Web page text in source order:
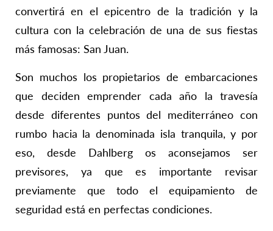
convertirá en el epicentro de la tradición y la
cultura con la celebración de una de sus fiestas
más famosas: San Juan.
Son muchos los propietarios de embarcaciones
que deciden emprender cada año la travesía
desde diferentes puntos del mediterráneo con
rumbo hacia la denominada isla tranquila, y por
eso, desde Dahlberg os aconsejamos ser
previsores, ya que es importante revisar
previamente que todo el equipamiento de
seguridad está en perfectas condiciones.